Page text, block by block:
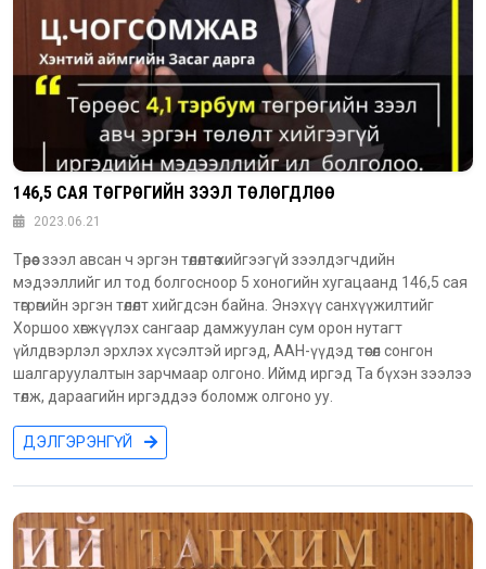
146,5 САЯ ТӨГРӨГИЙН ЗЭЭЛ ТӨЛӨГДЛӨӨ
2023.06.21
Төрөөс зээл авсан ч эргэн төлөлтөө хийгээгүй зээлдэгчдийн
мэдээллийг ил тод болгосноор 5 хоногийн хугацаанд 146,5 сая
төгрөгийн эргэн төлөлт хийгдсэн байна. Энэхүү санхүүжилтийг
Хоршоо хөгжүүлэх сангаар дамжуулан сум орон нутагт
үйлдвэрлэл эрхлэх хүсэлтэй иргэд, ААН-үүдэд төсөл сонгон
шалгаруулалтын зарчмаар олгоно. Иймд иргэд Та бүхэн зээлээ
төлж, дараагийн иргэддээ боломж олгоно уу.
ДЭЛГЭРЭНГҮЙ